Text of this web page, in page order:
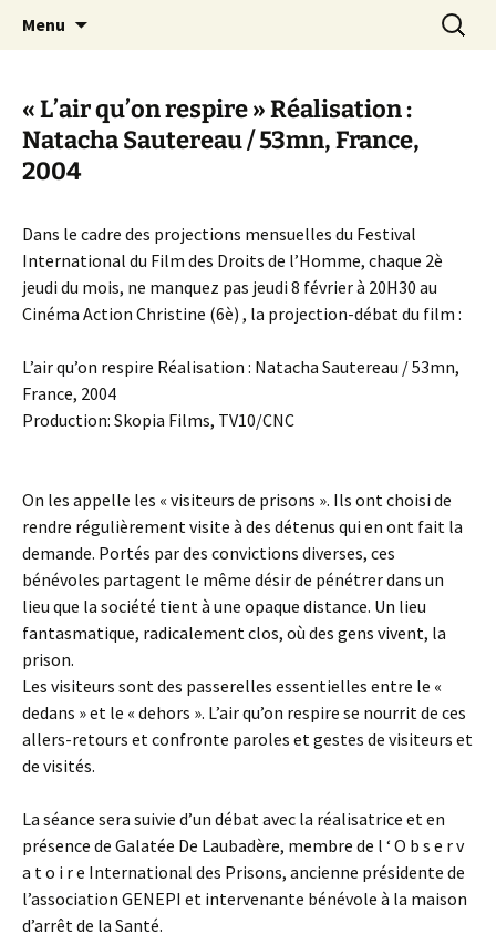
Canal Marches
Menu
« L’air qu’on respire » Réalisation :
Natacha Sautereau / 53mn, France,
2004
Dans le cadre des projections mensuelles du Festival
International du Film des Droits de l’Homme, chaque 2è
jeudi du mois, ne manquez pas jeudi 8 février à 20H30 au
Cinéma Action Christine (6è) , la projection-débat du film :
L’air qu’on respire Réalisation : Natacha Sautereau / 53mn,
France, 2004
Production: Skopia Films, TV10/CNC
On les appelle les « visiteurs de prisons ». Ils ont choisi de
rendre régulièrement visite à des détenus qui en ont fait la
demande. Portés par des convictions diverses, ces
bénévoles partagent le même désir de pénétrer dans un
lieu que la société tient à une opaque distance. Un lieu
fantasmatique, radicalement clos, où des gens vivent, la
prison.
Les visiteurs sont des passerelles essentielles entre le «
dedans » et le « dehors ». L’air qu’on respire se nourrit de ces
allers-retours et confronte paroles et gestes de visiteurs et
de visités.
La séance sera suivie d’un débat avec la réalisatrice et en
présence de Galatée De Laubadère, membre de l ‘ O b s e r v
a t o i r e International des Prisons, ancienne présidente de
l’association GENEPI et intervenante bénévole à la maison
d’arrêt de la Santé.